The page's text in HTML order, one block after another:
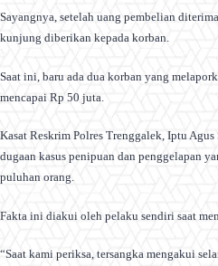
Sayangnya, setelah uang pembelian
kunjung diberikan kepada korban.
Saat ini, baru ada dua korban yang
mencapai Rp 50 juta.
Kasat Reskrim Polres Trenggalek, Iptu
dugaan kasus penipuan dan penggelapan
puluhan orang.
Fakta ini diakui oleh pelaku sendiri saat
“Saat kami periksa, tersangka mengakui